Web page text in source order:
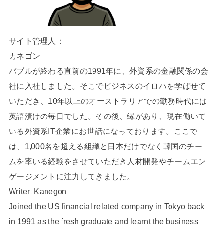
サイト管理人：
カネゴン
バブルが終わる直前の1991年に、外資系の金融関係の会
社に入社しました。そこでビジネスのイロハを学ばせて
いただき、10年以上のオーストラリアでの勤務時代には
英語漬けの毎日でした。その後、縁があり、現在働いて
いる外資系IT企業にお世話になっております。ここで
は、1,000名を超える組織と日本だけでなく韓国のチー
ムを率いる経験をさせていただき人材開発やチームエン
ゲージメントに注力してきました。
Writer; Kanegon
Joined the US financial related company in Tokyo back
in 1991 as the fresh graduate and learnt the business